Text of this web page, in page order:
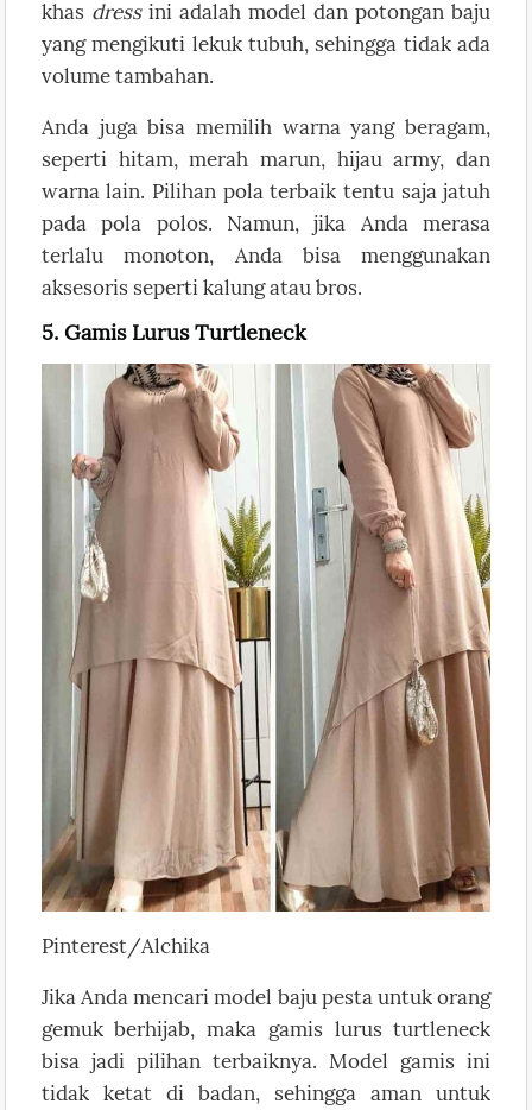
khas dressini adalah model dan potongan baju
yang mengikuti lekuk tubuh, sehingga tidak ada
volume tambahan.
Anda juga bisa memilih warna yang beragam,
seperti hitam, merah marun, hijau army, dan
warna lain. Pilihan pola terbaik tentu saja jatuh
pada pola polos. Namun, jika Anda merasa
terlalu monoton, Anda bisa menggunakan
aksesoris seperti kalung atau bros.
5. Gamis Lurus Turtleneck
Pinterest/Alchika
Jika Anda mencari model baju pesta untuk orang
gemuk berhijab, maka gamis lurus turtleneck
bisa jadi pilihan terbaiknya. Model gamis ini
tidak ketat di badan, sehingga aman untuk